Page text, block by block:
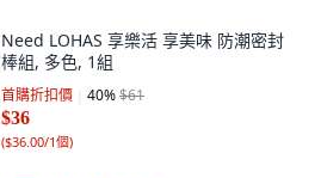
Need LOHAS 享樂活 享美味 防潮密封
棒組, 多色, 1組
首購折扣價 40%$61
$36
($36.00/1個)